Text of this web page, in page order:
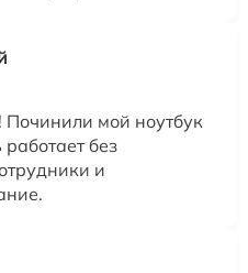
мой ноутбук
без
и